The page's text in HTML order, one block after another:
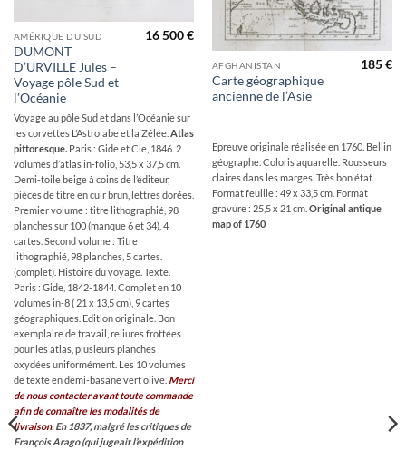
AMÉRIQUE DU SUD
DUMONT
D’URVILLE Jules –
Voyage pôle Sud et
l’Océanie
16 500€
Voyage au pôle Sud et dans l’Océanie sur
les corvettes L’Astrolabe et la Zélée. Atlas
pittoresque. Paris : Gide et Cie, 1846. 2
volumes d’atlas in-folio, 53,5 x 37,5 cm.
Demi-toile beige à coins de l’éditeur,
pièces de titre en cuir brun, lettres dorées.
Premier volume : titre lithographié, 98
planches sur 100 (manque 6 et 34), 4
cartes. Second volume : Titre
lithographié, 98 planches, 5 cartes.
(complet). Histoire du voyage. Texte.
Paris : Gide, 1842-1844. Complet en 10
volumes in-8 ( 21 x 13,5 cm), 9 cartes
géographiques. Edition originale. Bon
exemplaire de travail, reliures frottées
pour les atlas, plusieurs planches
oxydées uniformément. Les 10 volumes
de texte en demi-basane vert olive. Merci
de nous contacter avant toute commande
afin de connaître les modalités de
livraison. En 1837, malgré les critiques de
François Arago (qui jugeait l’expédition
AFGHANISTAN
Carte géographique
ancienne de l’Asie
185€
Epreuve originale réalisée en 1760. Bellin
géographe. Coloris aquarelle. Rousseurs
claires dans les marges. Très bon état.
Format feuille : 49 x 33,5 cm. Format
gravure : 25,5 x 21 cm. Original antique
map of 1760